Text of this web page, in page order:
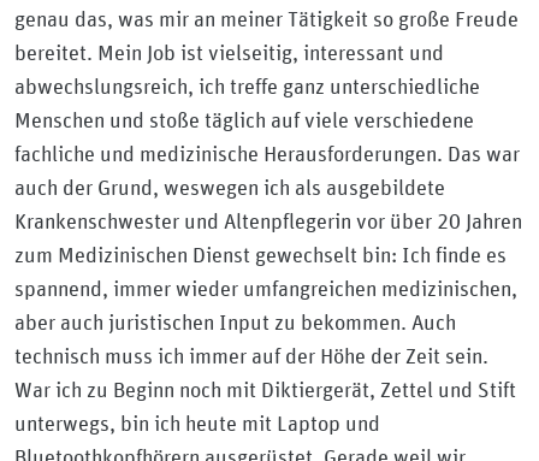
genau das, was mir an meiner Tätigkeit so große Freude
bereitet. Mein Job ist vielseitig, interessant und
abwechslungsreich, ich treffe ganz unterschiedliche
Menschen und stoße täglich auf viele verschiedene
fachliche und medizinische Herausforderungen. Das war
auch der Grund, weswegen ich als ausgebildete
Krankenschwester und Altenpflegerin vor über 20 Jahren
zum Medizinischen Dienst gewechselt bin: Ich finde es
spannend, immer wieder umfangreichen medizinischen,
aber auch juristischen Input zu bekommen. Auch
technisch muss ich immer auf der Höhe der Zeit sein.
War ich zu Beginn noch mit Diktiergerät, Zettel und Stift
unterwegs, bin ich heute mit Laptop und